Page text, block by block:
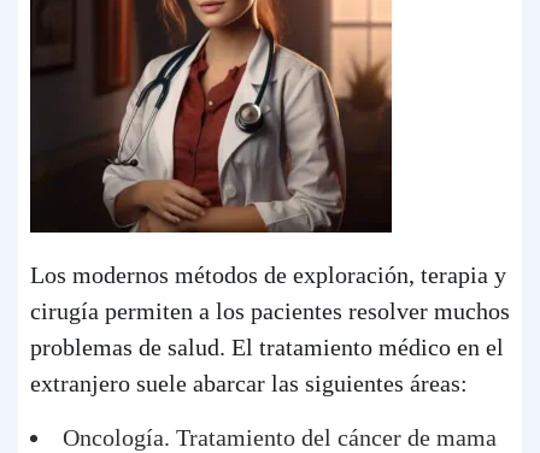
Los modernos métodos de exploración, terapia y
cirugía permiten a los pacientes resolver muchos
problemas de salud. El tratamiento médico en el
extranjero suele abarcar las siguientes áreas:
Oncología. Tratamiento del cáncer de mama